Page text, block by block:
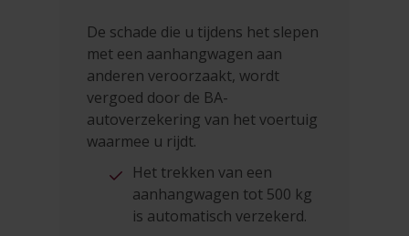
De schade die u tijdens het slepen
met een aanhangwagen aan
anderen veroorzaakt, wordt
vergoed door de BA-
autoverzekering van het voertuig
waarmee u rijdt.
Het trekken van een
aanhangwagen tot 500 kg
is automatisch verzekerd.